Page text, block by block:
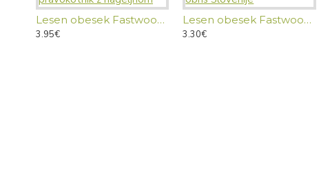
Lesen obesek Fastwood - lipov list ali pravokotnik z nageljnom
3.95€
Lesen obesek Fastwood - Triglav ali obris Slovenije
3.30€